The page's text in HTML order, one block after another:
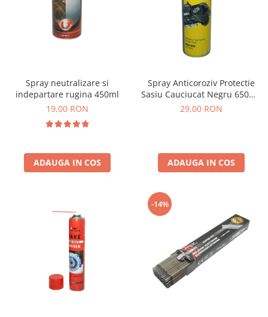
Spray neutralizare si
indepartare rugina 450ml
19,00 RON
ADAUGA IN COS
Spray Anticoroziv Protectie
Sasiu Cauciucat Negru 650ml,
Insonorizant Auto
29,00 RON
ADAUGA IN COS
-14%